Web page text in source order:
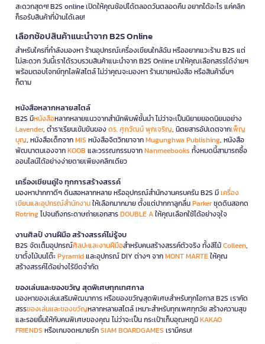
สะดวกสุดๆ! B2S online เปิดให้คุณช้อปได้ตลอดวันตลอดคืน อยากได้อะไร แค่คลิก
ก็รอรับสินค้าที่บ้านได้เลย!
เลือกช้อปสินค้าแนะนำจาก B2S Online
สำหรับใครที่กำลังมองหา ร้านอุปกรณ์เครื่องเขียนใกล้ฉัน หรืออยากแวะร้าน B2S แต่
ไม่สะดวก วันนี้เราได้รวบรวมสินค้าแนะนำจาก B2S Online มาให้คุณเลือกสรรได้ง่ายๆ
พร้อมตอบโจทย์ทุกไลฟ์สไตล์ ไม่ว่าคุณจะมองหา ร้านขายหนังสือ หรือสินค้าอื่นๆ
ก็ตาม
หนังสือหลากหลายสไตล์
B2S มีหนังสือหลากหลายแนวจากสำนักพิมพ์ชั้นนำ ไม่ว่าจะเป็นนิยายยอดนิยมอย่าง
Lavender, ตำราเรียนเข้มข้นของดร. ศุภวัฒน์ พุกเจริญ, นิตยสารอัปเดตจากเพ็ญ
บุญ, หนังสือเด็กจากMIS หนังสือจิตวิทยาจากMugunghwa Publishing, หนังสือ
พัฒนาตนเองจากKOOB และวรรณกรรมจากNanmeebooks ทั้งหมดนี้สามารถซื้อ
ออนไลน์ได้อย่างง่ายดายเพียงคลิกเดียว
เครื่องเขียนคู่ใจ ทุกการสร้างสรรค์
มองหาปากกาดีๆ ดินสอหลากหลาย หรืออุปกรณ์สำนักงานครบครัน B2S มีเครื่อง
เขียนและอุปกรณ์สำนักงานให้เลือกมากมาย ตั้งแต่ปากกาลูกลื่นParkerชุดดินสอกด
Rotringไปจนถึงกระดาษถ่ายเอกสารDOUBLE Aให้คุณเลือกใช้ได้อย่างจุใจ
งานศิลป์ งานฝีมือ สร้างสรรค์ไม่รู้จบ
B2S จัดเต็มอุปกรณ์ศิลปะและงานฝีมือสำหรับคนสร้างสรรค์ตัวจริง ทั้งสีไม้Colleen,
ขาตั้งไม้บนโต๊ะPyramidและอุปกรณ์ DIY ต่างๆ จากMONT MARTEให้คุณ
สร้างสรรค์ได้อย่างไร้ขีดจำกัด
ของเล่นและของขวัญ สุดพิเศษทุกเทศกาล
มองหาของเล่นเสริมพัฒนาการ หรือของขวัญสุดพิเศษสำหรับทุกโอกาส B2S เราคัด
สรรของเล่นและของขวัญหลากหลายสไตล์ เหมาะสำหรับทุกเพศทุกวัย สร้างความสุข
และรอยยิ้มให้กับคนพิเศษของคุณ ไม่ว่าจะเป็น กระเป๋าเก็บอุณหภูมิKAKAO
FRIENDS หรือเกมจดหมายรักSIAM BOARDGAMES เรามีครบ!